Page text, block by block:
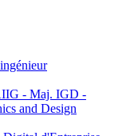
- Maj. IGD -
and Design